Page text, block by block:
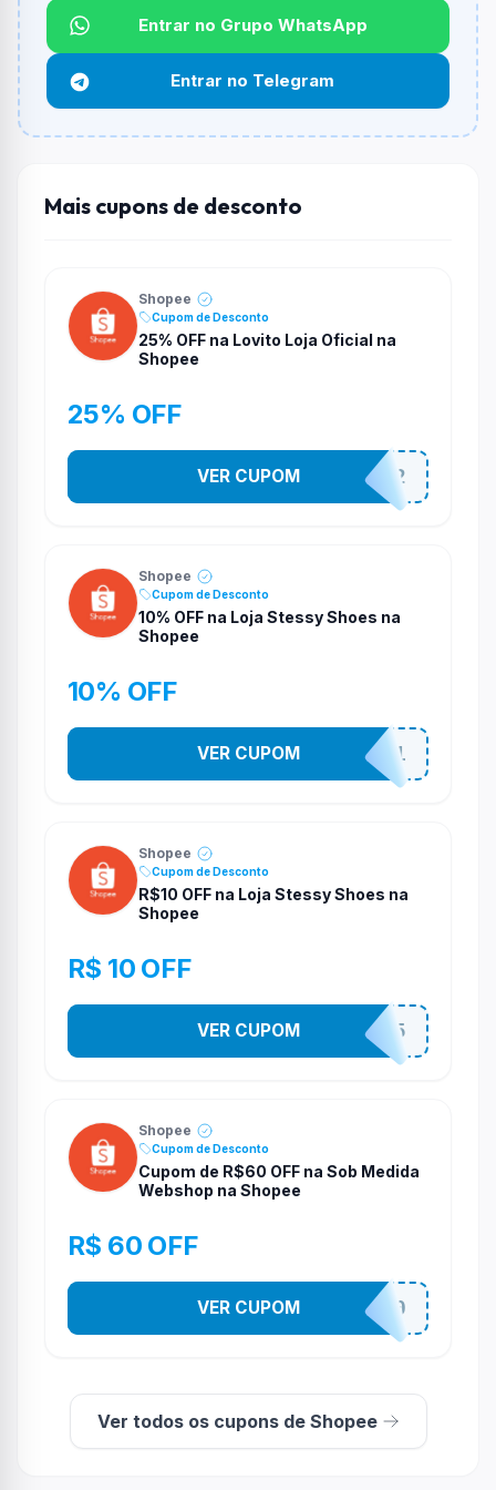
Funciona em qualquer produto?
Não necessariamente. Depende de itens participantes
e alguns vendedores ou produtos especificos podem
não aceitar cupons.
Entrar no Grupo WhatsApp
Entrar no Telegram
Mais cupons de desconto
Shopee
Cupom de Desconto
25% OFF na Lovito Loja Oficial na
Shopee
25% OFF
141525852
VER CUPOM
Shopee
Cupom de Desconto
10% OFF na Loja Stessy Shoes na
Shopee
10% OFF
STES2541
VER CUPOM
Shopee
Cupom de Desconto
R$10 OFF na Loja Stessy Shoes na
Shopee
R$ 10 OFF
STES2525
VER CUPOM
Shopee
Cupom de Desconto
Cupom de R$60 OFF na Sob Medida
Webshop na Shopee
R$ 60 OFF
SOBM60400
VER CUPOM
Ver todos os cupons de Shopee